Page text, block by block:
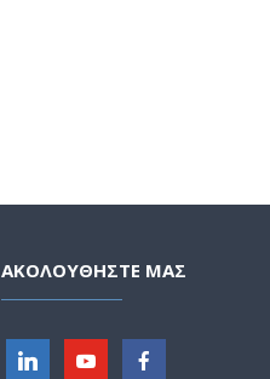
ΑΚΟΛΟΥΘΗΣΤΕ ΜΑΣ